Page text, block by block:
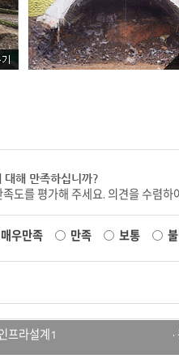
대해 만족하십니까?
도를 평가해 주세요. 의견을 수렴
매우만족 만족 보통
프라설계1